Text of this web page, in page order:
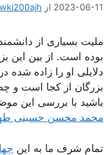
2023-06-11 از
ملیت بسیاری از
بوده است. از بین این
دلایلی او را زاده شده در
بزرگان از کجا است و
باشید با بررسی این
محمد محسن حسینی
تمام شرف ما به این